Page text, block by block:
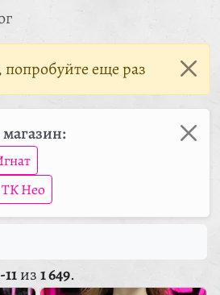
еще раз
ТК Нео
11из1 649.